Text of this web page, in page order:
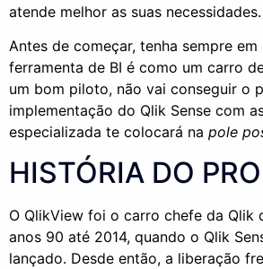
atende melhor as suas necessidades.
Antes de começar, tenha sempre em
ferramenta de BI é como um carro
um bom piloto, não vai conseguir o
implementação do Qlik Sense com
especializada te colocará na pole
HISTÓRIA DO
O QlikView foi o carro chefe da Qlik
anos 90 até 2014, quando o Qlik
lançado. Desde então, a liberação